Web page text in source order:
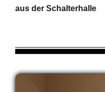
aus der Schalterhalle